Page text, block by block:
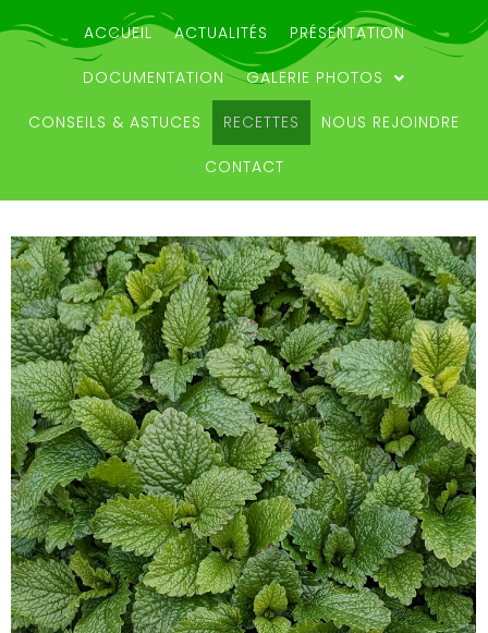
ACCUEIL ACTUALITÉS PRÉSENTATION
DOCUMENTATION GALERIE PHOTOS
CONSEILS & ASTUCES RECETTES NOUS REJOINDRE
CONTACT